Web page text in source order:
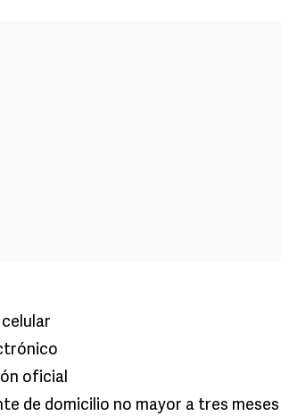
oficial
de domicilio no mayor a tres meses